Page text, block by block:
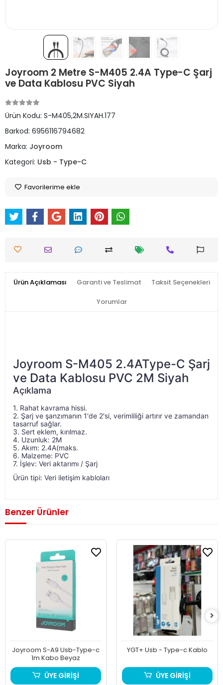
Joyroom 2 Metre S-M405 2.4A Type-C Şarj
ve Data Kablosu PVC Siyah
Ürün Kodu: S-M405,2M.SIYAH.177
Barkod: 6956116794682
Marka: Joyroom
Kategori: Usb - Type-C
Favorilerime ekle
Ürün Açıklaması Garanti ve Teslimat Taksit Seçenekleri
Yorumlar
Joyroom S-M405 2.4AType-C Şarj
ve Data Kablosu PVC 2M Siyah
Açıklama
1. Rahat kavrama hissi. 2. Şarj ve şanzımanın
1. Rahat kavrama hissi.
2. Şarj ve şanzımanın 1'de 2'si, verimliliği artırır ve zamandan
tasarruf sağlar.
3. Sert eklem, kırılmaz.
4. Uzunluk: 2M
5. Akım: 2.4A(maks.
6. Malzeme: PVC
7. İşlev: Veri aktarımı / Şarj
Ürün tipi: Veri iletişim kabloları
Benzer Ürünler
Joyroom S-A9 Usb-Type-c
1m Kabo Beyaz
ÜYE GİRİŞİ
YGT+ Usb - Type-c Kablo
ÜYE GİRİŞİ